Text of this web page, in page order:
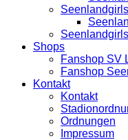
Shops
Fanshop SV
Fanshop
Kontakt
Kontakt
Ordnungen
Impressum